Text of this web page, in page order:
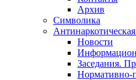
Архив
Символика
Новости
Заседания.
Нормативно-